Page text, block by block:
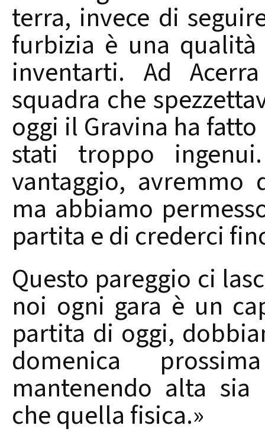
terra, invece di
furbizia è una
inventarti. Ad
squadra che
oggi il Gravina ha
stati troppo
vantaggio,
ma abbiamo
partita e di crederci
Questo pareggio ci
noi ogni gara è un
partita di oggi,
domenica
mantenendo alta sia
che quella fisica.»